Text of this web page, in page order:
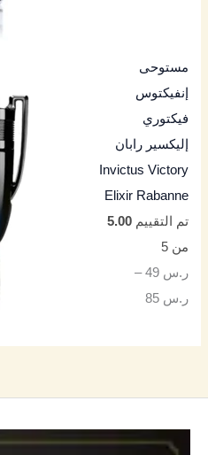
مستوحى
إنفيكتوس
فيكتوري
إليكسير رابان
Invictus Victory
Elixir Rabanne
تم التقييم5.00
من 5
ر.س 49
–
ر.س 85